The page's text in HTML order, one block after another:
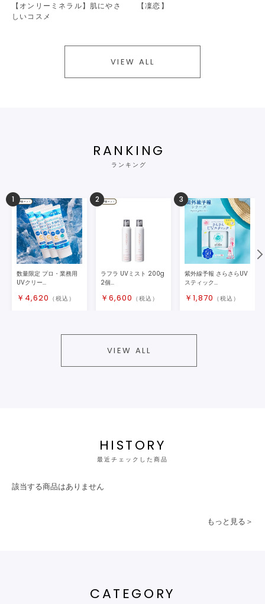
【オンリーミネラル】肌にやさ
しいコスメ
【凜恋】
VIEW ALL
RANKING
ランキング
1
数量限定 プロ・業務用
UVクリー...
￥ 4,620 （税込）
2
ラフラ UVミスト 200g
2個...
￥ 6,600 （税込）
3
紫外線予報 さらさらUV
スティック...
￥ 1,870 （税込）
VIEW ALL
HISTORY
最近チェックした商品
該当する商品はありません
もっと見る＞
CATEGORY